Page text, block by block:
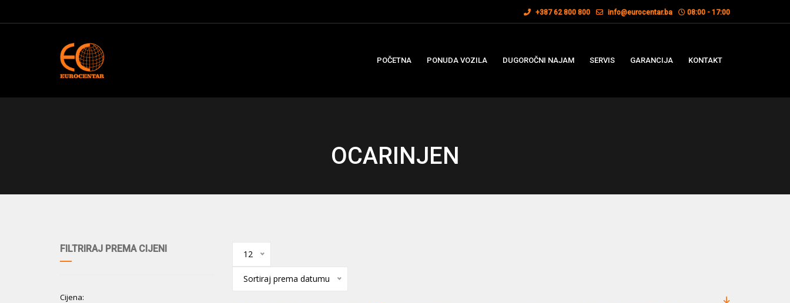
+387 62 800 800 info@eurocentar.ba 08:00 - 17:00
POČETNA PONUDA VOZILA DUGOROČNI NAJAM SERVIS GARANCIJA KONTAKT
OCARINJEN
FILTRIRAJ PREMA CIJENI
Cijena:
12
Sortiraj prema datumu